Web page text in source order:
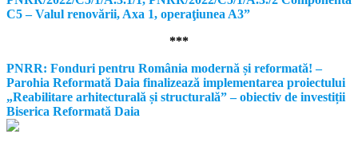
C5 – Valul renovării, Axa 1, operaţiunea A3”
***
PNRR: Fonduri pentru România modernă și reformată! –
Parohia Reformată Daia finalizează implementarea proiectului
„Reabilitare arhitecturală și structurală” – obiectiv de investiții
Biserica Reformată Daia